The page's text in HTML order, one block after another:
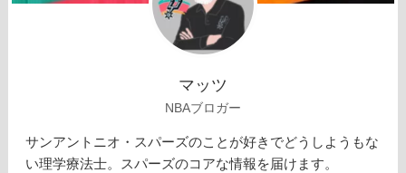
マッツ
NBAブロガー
サンアントニオ・スパーズのことが好きでどうしようもな
い理学療法士。スパーズのコアな情報を届けます。